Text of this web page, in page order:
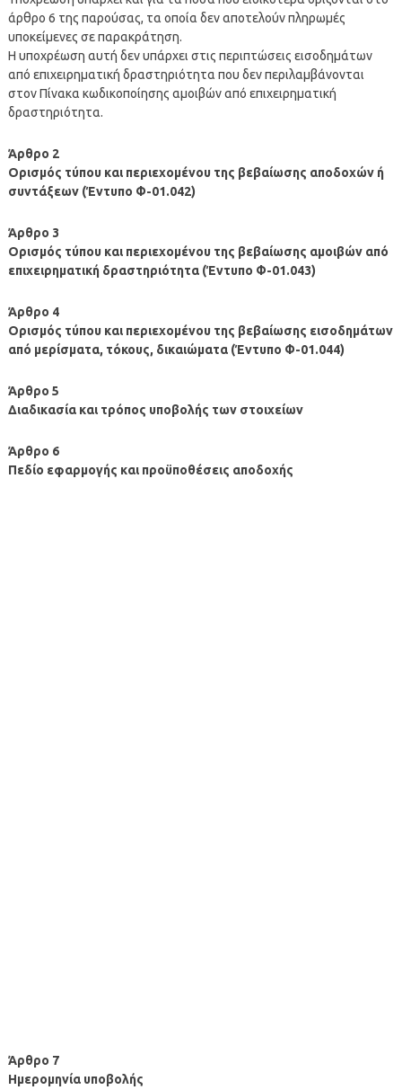
άρθρο 6 της παρούσας, τα οποία δεν αποτελούν πληρωμές
υποκείμενες σε παρακράτηση.
Η υποχρέωση αυτή δεν υπάρχει στις περιπτώσεις εισοδημάτων
από επιχειρηματική δραστηριότητα που δεν περιλαμβάνονται
στον Πίνακα κωδικοποίησης αμοιβών από επιχειρηματική
δραστηριότητα.
Άρθρο 2
Ορισμός τύπου και περιεχομένου της βεβαίωσης αποδοχών ή
συντάξεων (Έντυπο Φ-01.042)
Άρθρο 3
Ορισμός τύπου και περιεχομένου της βεβαίωσης αμοιβών από
επιχειρηματική δραστηριότητα (Έντυπο Φ-01.043)
Άρθρο 4
Ορισμός τύπου και περιεχομένου της βεβαίωσης εισοδημάτων
από μερίσματα, τόκους, δικαιώματα (Έντυπο Φ-01.044)
Άρθρο 5
Διαδικασία και τρόπος υποβολής των στοιχείων
Άρθρο 6
Πεδίο εφαρμογής και προϋποθέσεις αποδοχής
Άρθρο 7
Ημερομηνία υποβολής